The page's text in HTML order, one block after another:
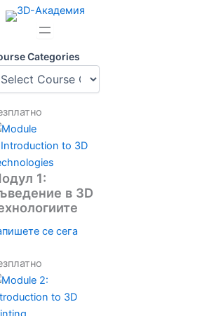
Categories
1:
в 3D
се сега